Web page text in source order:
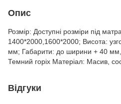
Опис
Розмір: Доступні розміри під
1400*2000,1600*2000; Висота:
мм; Габарити: до ширини + 40
Темний горіх Матеріал: Масив,
Відгуки